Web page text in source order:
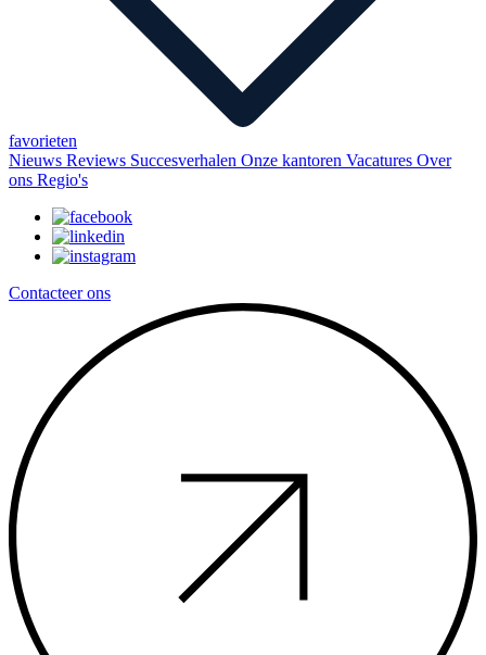
favorieten
Nieuws Reviews Succesverhalen Onze kantoren Vacatures Over
ons Regio's
Contacteer ons